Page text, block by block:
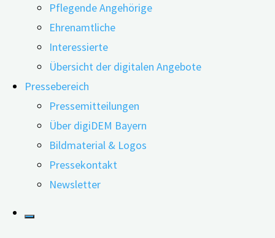
Pflegende Angehörige
Ehrenamtliche
Interessierte
Übersicht der digitalen Angebote
Pressebereich
Pressemitteilungen
Über digiDEM Bayern
Bildmaterial & Logos
Pressekontakt
Newsletter
Aus vielen Rückmeldungen wissen wir, dass Sie, liebe
Leserinnen und Leser, ziemlich wissbegierig sind und
unseren digiDEM Bayern-Science Watch-Newsletter sehr
zu schätzen wissen. Die positive Resonanz spiegelt sich
auch in Form kontinuierlich steigender
Abonnementzahlen wieder. Das freut uns sehr.
Der Stigmatisierung entgegenwirken
Denn die Entwicklung zeigt uns, wie
aus der nationalen und internationalen